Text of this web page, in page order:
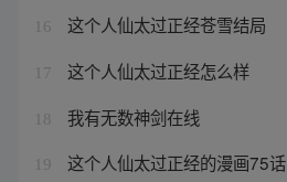
16 这个人仙太过正经苍雪结局
17 这个人仙太过正经怎么样
18 我有无数神剑在线
19 这个人仙太过正经的漫画75话